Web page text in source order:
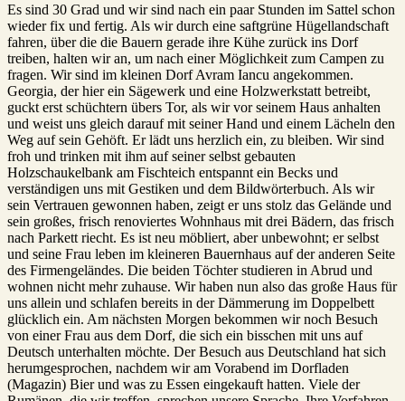
Es sind 30 Grad und wir sind nach ein paar Stunden im Sattel schon
wieder fix und fertig. Als wir durch eine saftgrüne Hügellandschaft
fahren, über die die Bauern gerade ihre Kühe zurück ins Dorf
treiben, halten wir an, um nach einer Möglichkeit zum Campen zu
fragen. Wir sind im kleinen Dorf Avram Iancu angekommen.
Georgia, der hier ein Sägewerk und eine Holzwerkstatt betreibt,
guckt erst schüchtern übers Tor, als wir vor seinem Haus anhalten
und weist uns gleich darauf mit seiner Hand und einem Lächeln den
Weg auf sein Gehöft. Er lädt uns herzlich ein, zu bleiben. Wir sind
froh und trinken mit ihm auf seiner selbst gebauten
Holzschaukelbank am Fischteich entspannt ein Becks und
verständigen uns mit Gestiken und dem Bildwörterbuch. Als wir
sein Vertrauen gewonnen haben, zeigt er uns stolz das Gelände und
sein großes, frisch renoviertes Wohnhaus mit drei Bädern, das frisch
nach Parkett riecht. Es ist neu möbliert, aber unbewohnt; er selbst
und seine Frau leben im kleineren Bauernhaus auf der anderen Seite
des Firmengeländes. Die beiden Töchter studieren in Abrud und
wohnen nicht mehr zuhause. Wir haben nun also das große Haus für
uns allein und schlafen bereits in der Dämmerung im Doppelbett
glücklich ein. Am nächsten Morgen bekommen wir noch Besuch
von einer Frau aus dem Dorf, die sich ein bisschen mit uns auf
Deutsch unterhalten möchte. Der Besuch aus Deutschland hat sich
herumgesprochen, nachdem wir am Vorabend im Dorfladen
(Magazin) Bier und was zu Essen eingekauft hatten. Viele der